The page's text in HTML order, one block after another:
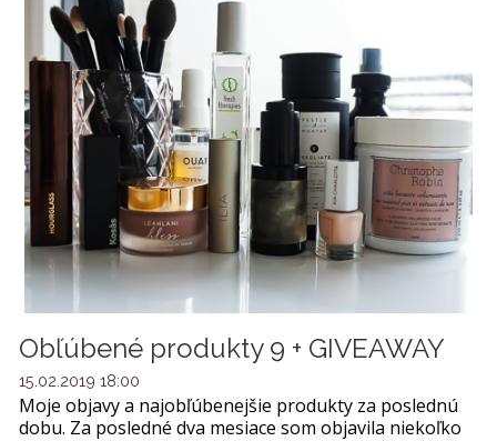
Obľúbené produkty 9 + GIVEAWAY
15.02.2019 18:00
Moje objavy a najobľúbenejšie produkty za poslednú
dobu. Za posledné dva mesiace som objavila niekoľko